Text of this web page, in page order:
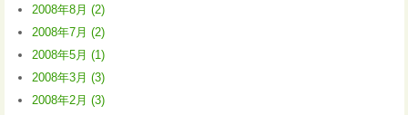
2008年8月 (2)
2008年7月 (2)
2008年5月 (1)
2008年3月 (3)
2008年2月 (3)